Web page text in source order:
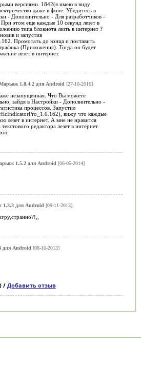
версиями. 1842(я имею в виду
даже в фоне. Убедитесь в
- Дополнительно - Для разработчиков -
При этом еще каждые 10 секунд лезет в
типа блокнота лезть в интернет ?
и запустив
Промотать до конца и поставить
(Приложения). Тогда он будет
лезет в интернет.
1.8.4.2 для Android[27-10-2016]
незапущенная. Что Вы можете
зайдя в Настройки - Дополнительно -
процессов. Запустил
вижу что каждые
лезет в интернет. А мне не нравится
редактора лезет в интернет.
1.5.2 для Android [06-05-2014]
1.3.3 для Android[09-11-2013]
для Android [08-10-2013]
/ Добавить отзыв